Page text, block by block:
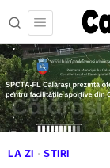
LA ZI · ȘTIRI